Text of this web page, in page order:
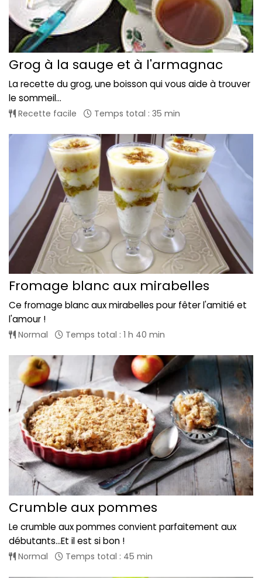
Grog à la sauge et à l'armagnac
La recette du grog, une boisson qui vous aide à trouver
le sommeil...
Recette facile Temps total : 35 min
Fromage blanc aux mirabelles
Ce fromage blanc aux mirabelles pour fêter l'amitié et
l'amour !
Normal Temps total : 1 h 40 min
Crumble aux pommes
Le crumble aux pommes convient parfaitement aux
débutants...Et il est si bon !
Normal Temps total : 45 min